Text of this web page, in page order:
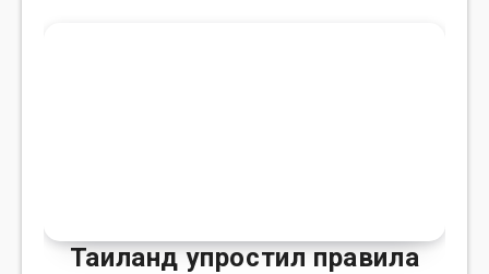
Таиланд упростил правила